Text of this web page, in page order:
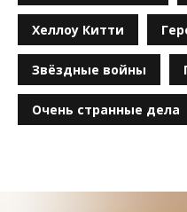
Хеллоу Китти
Звёздные войны
Очень странные дела